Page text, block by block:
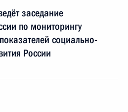
заседание
по мониторингу
социально-
России